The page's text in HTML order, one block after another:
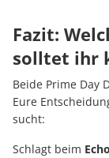
Fazit:
solltet ihr
Beide Prime Day
Eure
sucht:
Schlagt beim